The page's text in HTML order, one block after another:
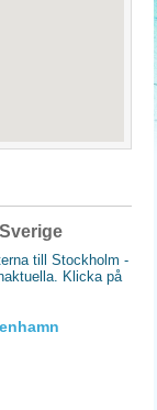
till Stockholm -
Klicka på